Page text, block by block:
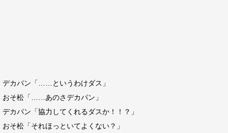
デカパン「……というわけダス」
おそ松「……あのさデカパン」
デカパン「協力してくれるダスか！！？」
おそ松「それほっといてよくない？」